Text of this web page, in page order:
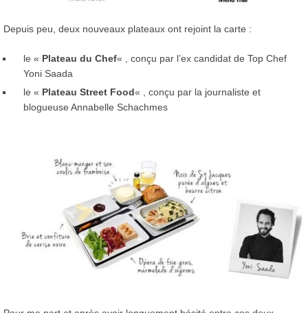
Depuis peu, deux nouveaux plateaux ont rejoint la carte :
le « Plateau du Chef« , conçu par l’ex candidat de Top Chef
Yoni Saada
le « Plateau Street Food« , conçu par la journaliste et
blogueuse Annabelle Schachmes